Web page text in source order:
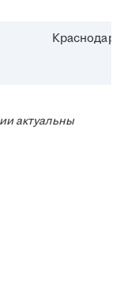
Краснодар
актуальны